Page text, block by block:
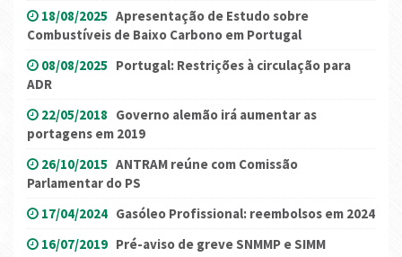
18/08/2025 Apresentação de Estudo sobre
Combustíveis de Baixo Carbono em Portugal
08/08/2025 Portugal: Restrições à circulação para
ADR
22/05/2018 Governo alemão irá aumentar as
portagens em 2019
26/10/2015 ANTRAM reúne com Comissão
Parlamentar do PS
17/04/2024 Gasóleo Profissional: reembolsos em 2024
16/07/2019 Pré-aviso de greve SNMMP e SIMM